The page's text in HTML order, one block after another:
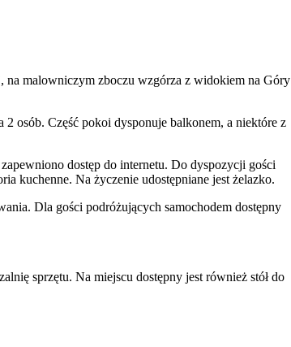
malowniczym zboczu wzgórza z widokiem na Góry
osób. Część pokoi dysponuje balkonem, a niektóre z
dostęp do internetu. Do dyspozycji gości
kuchenne. Na życzenie udostępniane jest żelazko.
Dla gości podróżujących samochodem dostępny
sprzętu. Na miejscu dostępny jest również stół do
wędrówkom i narciarstwu. W najbliższej okolicy